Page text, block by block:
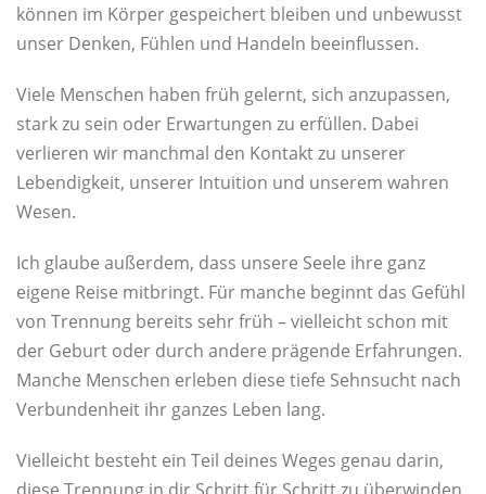
können im Körper gespeichert bleiben und unbewusst
unser Denken, Fühlen und Handeln beeinflussen.
Viele Menschen haben früh gelernt, sich anzupassen,
stark zu sein oder Erwartungen zu erfüllen. Dabei
verlieren wir manchmal den Kontakt zu unserer
Lebendigkeit, unserer Intuition und unserem wahren
Wesen.
Ich glaube außerdem, dass unsere Seele ihre ganz
eigene Reise mitbringt. Für manche beginnt das Gefühl
von Trennung bereits sehr früh – vielleicht schon mit
der Geburt oder durch andere prägende Erfahrungen.
Manche Menschen erleben diese tiefe Sehnsucht nach
Verbundenheit ihr ganzes Leben lang.
Vielleicht besteht ein Teil deines Weges genau darin,